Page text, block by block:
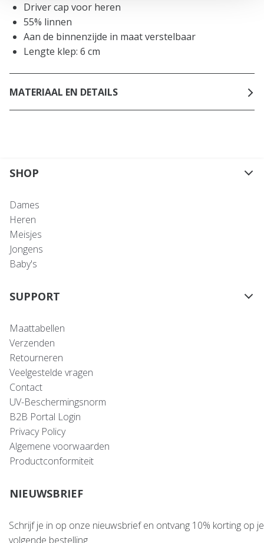
Driver cap voor heren
55% linnen
Aan de binnenzijde in maat verstelbaar
Lengte klep: 6 cm
MATERIAAL EN DETAILS
SHOP
Dames
Heren
Meisjes
Jongens
Baby's
SUPPORT
Maattabellen
Verzenden
Retourneren
Veelgestelde vragen
Contact
UV-Beschermingsnorm
B2B Portal Login
Privacy Policy
Algemene voorwaarden
Productconformiteit
NIEUWSBRIEF
Schrijf je in op onze nieuwsbrief en ontvang 10% korting op je
volgende bestelling